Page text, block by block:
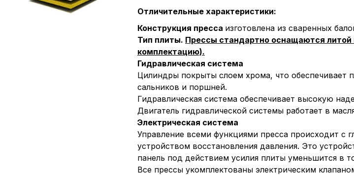
Отличительные характеристики:
Конструкция пресса изготовлена из сваренных
Тип плиты. Прессы стандартно оснащаются
комплектацию).
Гидравлическая система
Цилиндры покрыты слоем хрома, что обеспечивает
сальников и поршней.
Гидравлическая система обеспечивает высокую
Двигатель гидравлической системы работает в
Электрическая система
Управление всеми функциями пресса происходит с
устройством восстановления давления. Это
панель под действием усилия плиты уменьшится в
Все прессы укомплектованы электрическим